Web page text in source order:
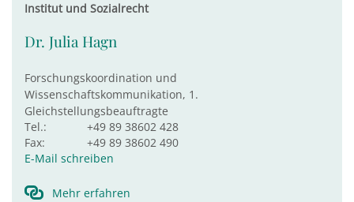
Institut und Sozialrecht
Dr. Julia Hagn
Forschungskoordination und
Wissenschaftskommunikation, 1.
Gleichstellungsbeauftragte
Tel.:
+49 89 38602 428
Fax:
+49 89 38602 490
E-Mail schreiben
Mehr erfahren